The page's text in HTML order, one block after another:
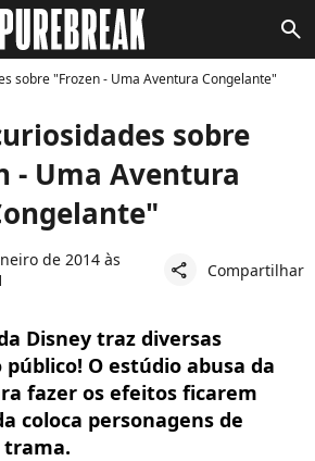
search
sobre "Frozen - Uma Aventura Congelante"
sobre
- Uma Aventura
de 2014 às
share Compartilhar
Disney traz diversas
O estúdio abusa da
fazer os efeitos ficarem
coloca personagens de